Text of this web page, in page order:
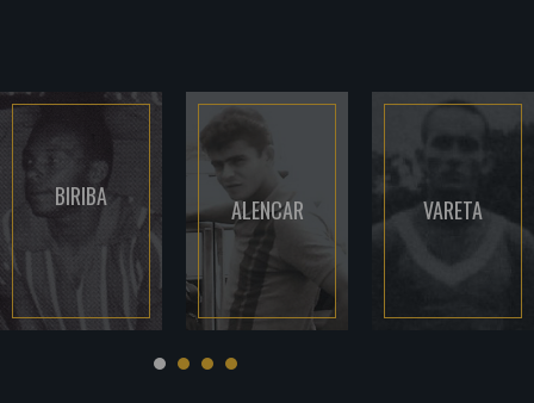
BIRIBA ALENCAR VARETA